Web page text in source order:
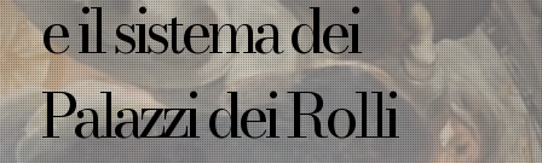
e il sistema dei
Palazzi dei Rolli